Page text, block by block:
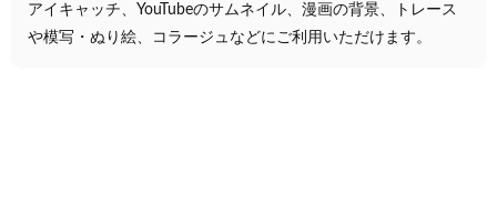
アイキャッチ、YouTubeのサムネイル、漫画の背景、トレース
や模写・ぬり絵、コラージュなどにご利用いただけます。